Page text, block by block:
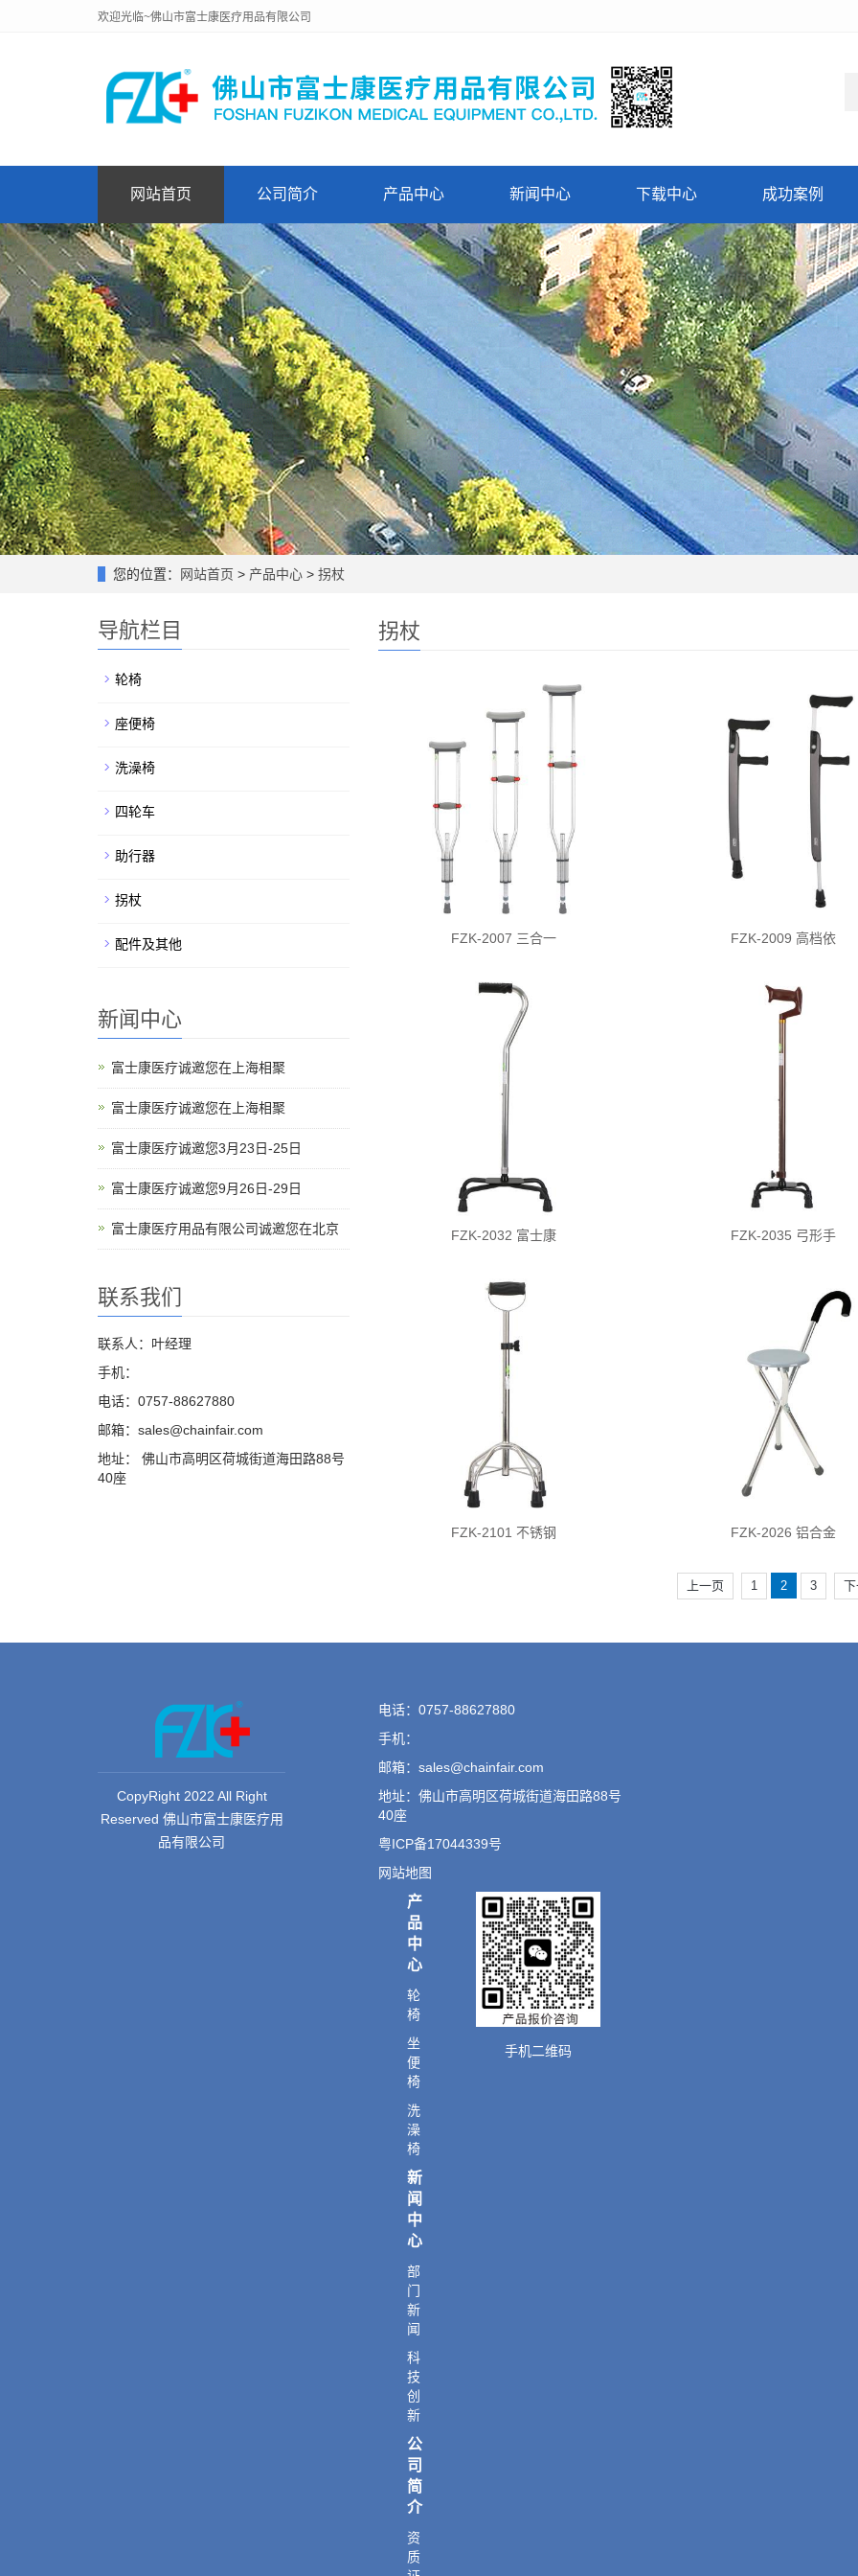
欢迎光临~佛山市富士康医疗用品有限公司
网站首页 公司简介 产品中心 新闻中心 下载中心 成功案例
您的位置： 网站首页 > 产品中心 > 拐杖
拐杖
FZK-2007 三合一 FZK-2009 高档依
FZK-2032 富士康 FZK-2035 弓形手
FZK-2101 不锈钢 FZK-2026 铝合金
上一页 1 2 3
导航栏目
轮椅
座便椅
洗澡椅
四轮车
助行器
拐杖
配件及其他
新闻中心
富士康医疗诚邀您在上海相聚
富士康医疗诚邀您在上海相聚
富士康医疗诚邀您3月23日-25日
富士康医疗诚邀您9月26日-29日
富士康医疗用品有限公司诚邀您在北京
联系我们
联系人：叶经理
手机：
电话：0757-88627880
邮箱：sales@chainfair.com
地址： 佛山市高明区荷城街道海田路88号
40座
CopyRight 2022 All Right
Reserved 佛山市富士康医疗用
品有限公司
电话：0757-88627880
手机：
邮箱：sales@chainfair.com
地址：佛山市高明区荷城街道海田路88号
40座
粤ICP备17044339号
网站地图
产
品
中
心
轮
椅
坐
便
椅
洗
澡
椅
新
闻
中
心
部
门
新
闻
科
技
创
新
公
司
简
介
资
质
手机二维码